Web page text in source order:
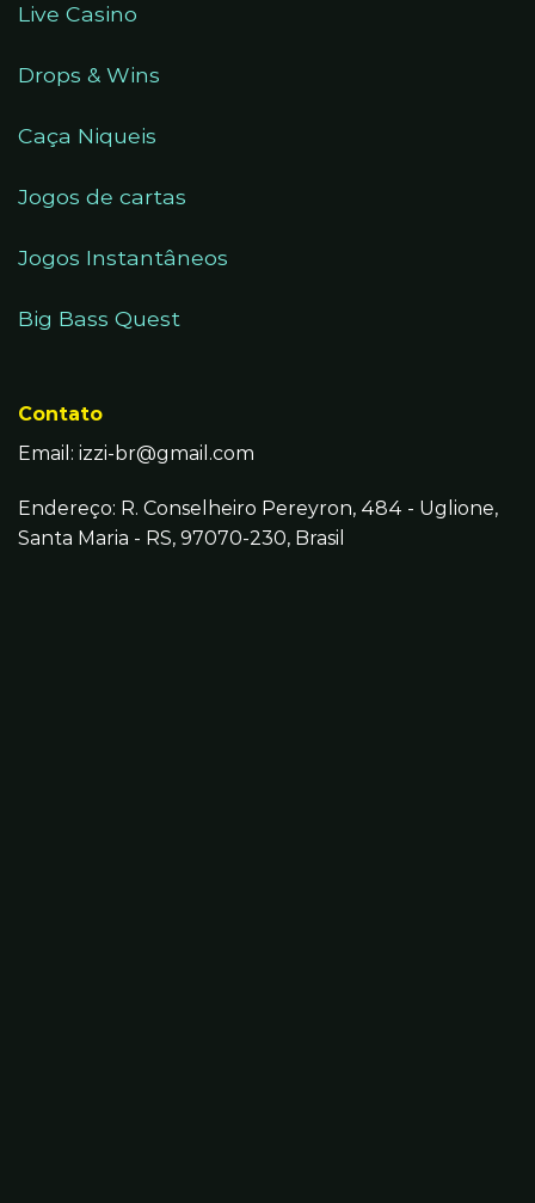
Live Casino
Drops & Wins
Caça Niqueis
Jogos de cartas
Jogos Instantâneos
Big Bass Quest
Contato
Email: izzi-br@gmail.com
Endereço: R. Conselheiro Pereyron, 484 - Uglione,
Santa Maria - RS, 97070-230, Brasil